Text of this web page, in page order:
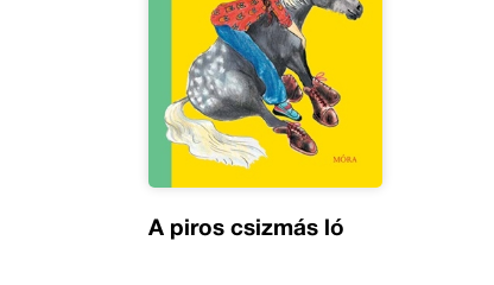
A piros csizmás ló